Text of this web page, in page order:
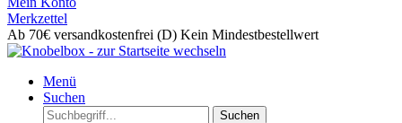
Merkzettel
Ab 70€ versandkostenfrei (D) Kein Mindestbestellwert
Menü
Suchen
Suchen